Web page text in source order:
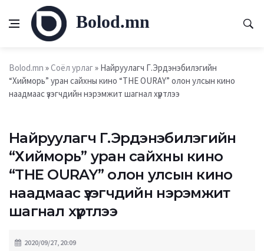
Bolod.mn
Bolod.mn »Соёл урлаг» Найруулагч Г.Эрдэнэбилэгийн
“Хийморь” уран сайхны кино “THE OURAY” олон улсын кино
наадмаас үзэгчдийн нэрэмжит шагнал хүртлээ
Найруулагч Г.Эрдэнэбилэгийн
“Хийморь” уран сайхны кино
“THE OURAY” олон улсын кино
наадмаас үзэгчдийн нэрэмжит
шагнал хүртлээ
2020/09/27, 20:09